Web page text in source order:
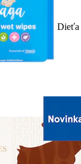
Dieťa